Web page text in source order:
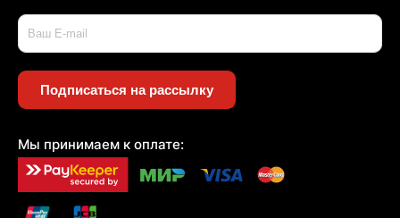
Подписаться на рассылку
Мы принимаем к оплате: